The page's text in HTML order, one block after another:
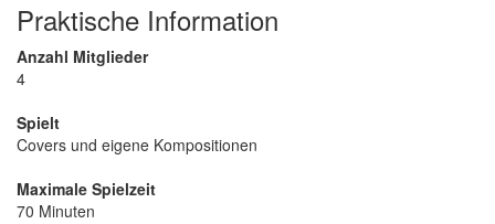
Praktische Information
Anzahl Mitglieder
4
Spielt
Covers und eigene Kompositionen
Maximale Spielzeit
70 Minuten